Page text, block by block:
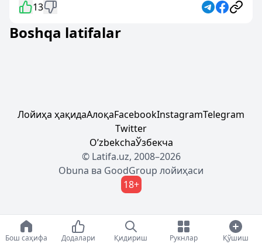
13
Boshqa latifalar
Лойиҳа ҳақидаАлоқаFacebookInstagramTelegram
Twitter
OʼzbekchaЎзбекча
© Latifa.uz, 2008–2026
Obuna ва GoodGroup лойиҳаси
18+
Бош саҳифа Додалари Қидириш Рукнлар Қўшиш